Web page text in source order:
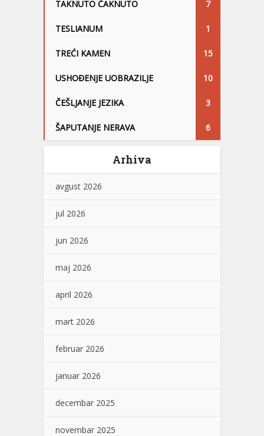
TAKNUTO ĆAKNUTO 7
TESLIANUM 1
TREĆI KAMEN 15
USHOĐENJE UOBRAZILJE 10
ČEŠLJANJE JEZIKA 3
ŠAPUTANJE NERAVA 6
Arhiva
avgust 2026
jul 2026
jun 2026
maj 2026
april 2026
mart 2026
februar 2026
januar 2026
decembar 2025
novembar 2025